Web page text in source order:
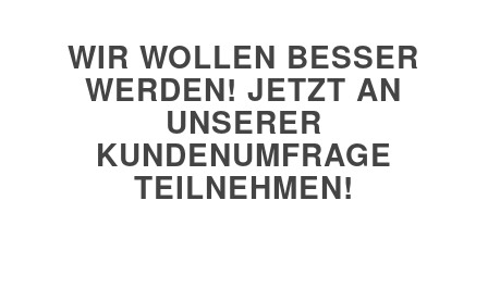
WIR WOLLEN BESSER
WERDEN! JETZT AN
UNSERER
KUNDENUMFRAGE
TEILNEHMEN!